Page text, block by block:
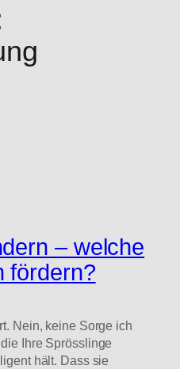
– welche
fördern?
Nein, keine Sorge ich
Ihre Sprösslinge
hält. Dass sie